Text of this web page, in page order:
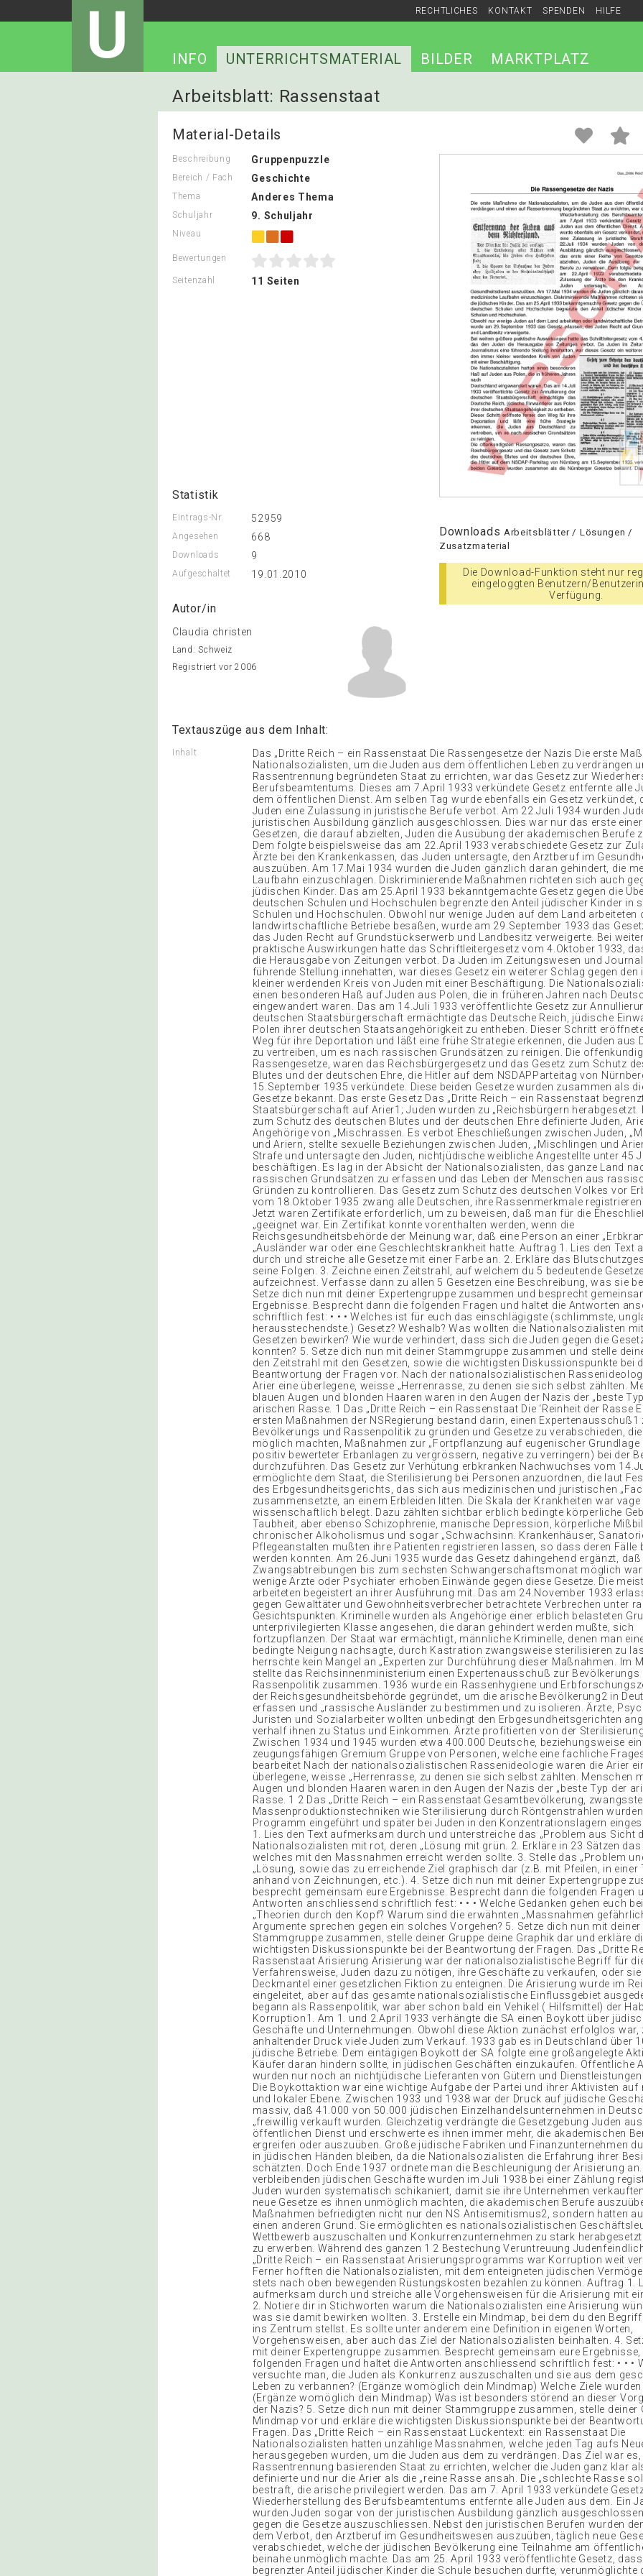
RECHTLICHES KONTAKT SPENDEN HILFE
U INFO UNTERRICHTSMATERIAL BILDER MARKTPLATZ
Arbeitsblatt: Rassenstaat
Material-Details
Beschreibung Gruppenpuzzle
Bereich / Fach Geschichte
Thema Anderes Thema
Schuljahr 9. Schuljahr
Niveau
Bewertungen
Seitenzahl 11 Seiten
Statistik
Eintrags-Nr. 52959
Angesehen 668
Downloads 9
Aufgeschaltet 19.01.2010
Autor/in
Claudia christen
Land: Schweiz
Registriert vor 2006
Downloads Arbeitsblätter / Lösungen /
Zusatzmaterial
Die Download-Funktion steht nur
eingeloggten Benutzern/
Verfügung.
Textauszüge aus dem Inhalt:
Inhalt Das „Dritte Reich – ein Rassenstaat Die Rassengesetze der Nazis Die erste Maßnahme der Nationalsozialisten, um die Juden aus dem öffentlichen Leben zu verdrängen und einen auf Rassentrennung begründeten Staat zu errichten, war das Gesetz zur Wiederherstellung des Berufsbeamtentums. Dieses am 7.April 1933 verkündete Gesetz entfernte alle Juden aus dem öffentlichen Dienst. Am selben Tag wurde ebenfalls ein Gesetz verkündet, das den Juden eine Zulassung in juristische Berufe verbot. Am 22.Juli 1934 wurden Juden von der juristischen Ausbildung gänzlich ausgeschlossen. Dies war nur das erste einer Reihe von Gesetzen, die darauf abzielten, Juden die Ausübung der akademischen Berufe zu verwehren. Dem folgte beispielsweise das am 22.April 1933 verabschiedete Gesetz zur Zulassung der Ärzte bei den Krankenkassen, das Juden untersagte, den Arztberuf im Gesundheitsdienst auszuüben. Am 17.Mai 1934 wurden die Juden gänzlich daran gehindert, die medizinische Laufbahn einzuschlagen. Diskriminierende Maßnahmen richteten sich auch gegen die jüdischen Kinder. Das am 25.April 1933 bekanntgemachte Gesetz gegen die Überfüllung der deutschen Schulen und Hochschulen begrenzte den Anteil jüdischer Kinder in staatlichen Schulen und Hochschulen. Obwohl nur wenige Juden auf dem Land arbeiteten oder landwirtschaftliche Betriebe besaßen, wurde am 29.September 1933 das Gesetz erlassen, das Juden Recht auf Grundstückserwerb und Landbesitz verweigerte. Bei weitem größere praktische Auswirkungen hatte das Schriftleitergesetz vom 4.Oktober 1933, das den Juden die Herausgabe von Zeitungen verbot. Da Juden im Zeitungswesen und Journalismus eine führende Stellung innehatten, war dieses Gesetz ein weiterer Schlag gegen den immer kleiner werdenden Kreis von Juden mit einer Beschäftigung. Die Nationalsozialisten hatten einen besonderen Haß auf Juden aus Polen, die in früheren Jahren nach Deutschland eingewandert waren. Das am 14.Juli 1933 veröffentlichte Gesetz zur Annullierung der deutschen Staatsbürgerschaft ermächtigte das Deutsche Reich, jüdische Einwanderer aus Polen ihrer deutschen Staatsangehörigkeit zu entheben. Dieser Schritt eröffnete ferner den Weg für ihre Deportation und läßt eine frühe Strategie erkennen, die Juden aus Deutschland zu vertreiben, um es nach rassischen Grundsätzen zu reinigen. Die offenkundigsten Rassengesetze, waren das Reichsbürgergesetz und das Gesetz zum Schutz des deutschen Blutes und der deutschen Ehre, die Hitler auf dem NSDAPParteitag von Nürnberg am 15.September 1935 verkündete. Diese beiden Gesetze wurden zusammen als die Nürnberger Gesetze bekannt. Das erste Gesetz Das „Dritte Reich – ein Rassenstaat begrenzte die volle Staatsbürgerschaft auf Arier1; Juden wurden zu „Reichsbürgern herabgesetzt. Das Gesetz zum Schutz des deutschen Blutes und der deutschen Ehre definierte Juden, Arier und Angehörige von „Mischrassen. Es verbot Eheschließungen zwischen Juden, „Mischlingen und Ariern, stellte sexuelle Beziehungen zwischen Juden, „Mischlingen und Ariern unter Strafe und untersagte den Juden, nichtjüdische weibliche Angestellte unter 45 Jahren zu beschäftigen. Es lag in der Absicht der Nationalsozialisten, das ganze Land nach rassischen Grundsätzen zu erfassen und das Leben der Menschen aus rassischen Gründen zu kontrollieren. Das Gesetz zum Schutz des deutschen Volkes vor Erbkrankheiten vom 18.Oktober 1935 zwang alle Deutschen, ihre Rassenmerkmale registrieren zu lassen. Jetzt waren Zertifikate erforderlich, um zu beweisen, daß man für die Eheschließung „geeignet war. Ein Zertifikat konnte vorenthalten werden, wenn die Reichsgesundheitsbehörde der Meinung war, daß eine Person an einer „Erbkrankheit litt, „Ausländer war oder eine Geschlechtskrankheit hatte. Auftrag 1. Lies den Text aufmerksam durch und streiche alle Gesetze mit einer Farbe an. 2. Erkläre das Blutschutzgesetz und seine Folgen. 3. Zeichne einen Zeitstrahl, auf welchem du 5 bedeutende Gesetze aufzeichnest. Verfasse dann zu allen 5 Gesetzen eine Beschreibung, was sie beinhalten. 4. Setze dich nun mit deiner Expertengruppe zusammen und besprecht gemeinsam eure Ergebnisse. Besprecht dann die folgenden Fragen und haltet die Antworten anschliessend schriftlich fest: • • • Welches ist für euch das einschlägigste (schlimmste, unglaublichste, herausstechendste.) Gesetz? Weshalb? Was wollten die Nationalsozialisten mit den Gesetzen bewirken? Wie wurde verhindert, dass sich die Juden gegen die Gesetze wehren konnten? 5. Setze dich nun mit deiner Stammgruppe zusammen und stelle deiner Gruppe den Zeitstrahl mit den Gesetzen, sowie die wichtigsten Diskussionspunkte bei der Beantwortung der Fragen vor. Nach der nationalsozialistischen Rassenideologie waren die Arier eine überlegene, weisse „Herrenrasse, zu denen sie sich selbst zählten. Menschen mit blauen Augen und blonden Haaren waren in den Augen der Nazis der „beste Typ der arischen Rasse. 1 Das „Dritte Reich – ein Rassenstaat Die ‘Reinheit der Rasse Eine der ersten Maßnahmen der NSRegierung bestand darin, einen Expertenausschuß1 zur Bevölkerungs und Rassenpolitik zu gründen und Gesetze zu verabschieden, die es ihr möglich machten, Maßnahmen zur „Fortpflanzung auf eugenischer Grundlage ( Anteil positiv bewerteter Erbanlagen zu vergrössern, negative zu verringern) bei der Bevölkerung durchzuführen. Das Gesetz zur Verhütung erbkranken Nachwuchses vom 14.Juli 1933 ermöglichte dem Staat, die Sterilisierung bei Personen anzuordnen, die laut Feststellung des Erbgesundheitsgerichts, das sich aus medizinischen und juristischen „Fachleuten zusammensetzte, an einem Erbleiden litten. Die Skala der Krankheiten war vage und kaum wissenschaftlich belegt. Dazu zählten sichtbar erblich bedingte körperliche Gebrechen wie Taubheit, aber ebenso Schizophrenie, manische Depression, körperliche Mißbildungen, chronischer Alkoholismus und sogar „Schwachsinn. Krankenhäuser, Sanatorien und Pflegeanstalten mußten ihre Patienten registrieren lassen, so dass deren Fälle beurteilt werden konnten. Am 26.Juni 1935 wurde das Gesetz dahingehend ergänzt, daß Zwangsabtreibungen bis zum sechsten Schwangerschaftsmonat möglich waren. Nur wenige Ärzte oder Psychiater erhoben Einwände gegen diese Gesetze. Die meisten arbeiteten begeistert an ihrer Ausführung mit. Das am 24.November 1933 erlassene Gesetz gegen Gewalttäter und Gewohnheitsverbrecher betrachtete Verbrechen unter rassischen Gesichtspunkten. Kriminelle wurden als Angehörige einer erblich belasteten Gruppe oder unterprivilegierten Klasse angesehen, die daran gehindert werden mußte, sich fortzupflanzen. Der Staat war ermächtigt, männliche Kriminelle, denen man eine erblich bedingte Neigung nachsagte, durch Kastration zwangsweise sterilisieren zu lassen. Es herrschte kein Mangel an „Experten zur Durchführung dieser Maßnahmen. Im Mai 1933 stellte das Reichsinnenministerium einen Expertenausschuß zur Bevölkerungs und Rassenpolitik zusammen. 1936 wurde ein Rassenhygiene und Erbforschungszentrum von der Reichsgesundheitsbehörde gegründet, um die arische Bevölkerung2 in Deutschland zu erfassen und „rassische Ausländer zu bestimmen und zu isolieren. Ärzte, Psychiater, Juristen und Sozialarbeiter wollten unbedingt den Erbgesundheitsgerichten angehören. Es verhalf ihnen zu Status und Einkommen. Ärzte profitierten von der Sterilisierungspolitik. Zwischen 1934 und 1945 wurden etwa 400.000 Deutsche, beziehungsweise ein Prozent der zeugungsfähigen Gremium Gruppe von Personen, welche eine fachliche Fragestellung bearbeitet Nach der nationalsozialistischen Rassenideologie waren die Arier eine überlegene, weisse „Herrenrasse, zu denen sie sich selbst zählten. Menschen mit blauen Augen und blonden Haaren waren in den Augen der Nazis der „beste Typ der arischen Rasse. 1 2 Das „Dritte Reich – ein Rassenstaat Gesamtbevölkerung, zwangssterilisiert. Massenproduktionstechniken wie Sterilisierung durch Röntgenstrahlen wurden in diesem Programm eingeführt und später bei Juden in den Konzentrationslagern eingesetzt. Auftrag 1. Lies den Text aufmerksam durch und unterstreiche das „Problem aus Sicht der Nationalsozialisten mit rot, deren „Lösung mit grün. 2. Erkläre in 23 Sätzen das Ziel, welches mit den Massnahmen erreicht werden sollte. 3. Stelle das „Problem und dessen „Lösung, sowie das zu erreichende Ziel graphisch dar (z.B. mit Pfeilen, in einer Tabelle, anhand von Zeichnungen, etc.). 4. Setze dich nun mit deiner Expertengruppe zusammen und besprecht gemeinsam eure Ergebnisse. Besprecht dann die folgenden Fragen und haltet die Antworten anschliessend schriftlich fest: • • • Welche Gedanken gehen euch bei solchen „Theorien durch den Kopf? Warum sind die erwähnten „Massnahmen gefährlich? Welche Argumente sprechen gegen ein solches Vorgehen? 5. Setze dich nun mit deiner